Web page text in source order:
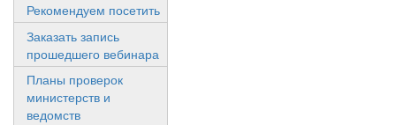
Рекомендуем посетить
Заказать запись
прошедшего вебинара
Планы проверок
министерств и
ведомств